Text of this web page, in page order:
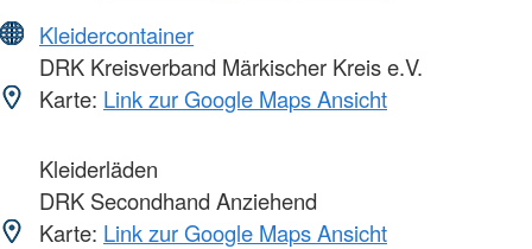
Kleidercontainer
DRK Kreisverband Märkischer Kreis e.V.
Karte: Link zur Google Maps Ansicht
Kleiderläden
DRK Secondhand Anziehend
Karte: Link zur Google Maps Ansicht